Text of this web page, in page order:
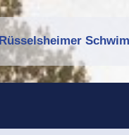
Rüsselsheimer